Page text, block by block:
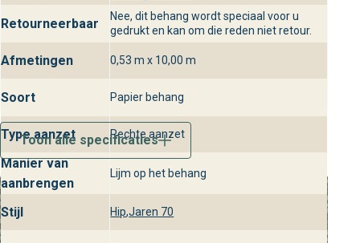
Retourneerbaar
Nee, dit behang wordt speciaal voor u
gedrukt en kan om die reden niet retour.
Afmetingen 0,53 m x 10,00 m
Soort Papier behang
Type aanzet Rechte aanzet
Manier van
aanbrengen
Lijm op het behang
Stijl Hip,Jaren 70
Toon alle specificaties